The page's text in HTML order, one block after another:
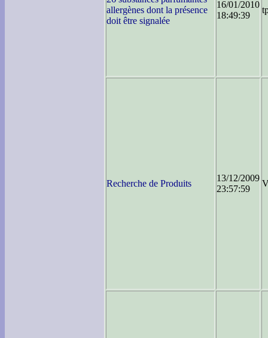
allergènes dont la présence
doit être signalée
16/01/2010
18:49:39
Recherche de Produits
13/12/2009
23:57:59